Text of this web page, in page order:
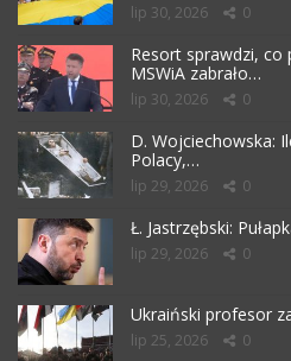
lip 30, 2026 0
Resort sprawdzi, co
MSWiA zabrało…
lip 30, 2026 0
D. Wojciechowska:
Polacy,…
lip 29, 2026 0
Ł. Jastrzębski:
lip 29, 2026 0
Ukraiński profesor
lip 25, 2026 0